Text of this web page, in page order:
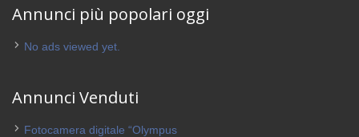
Annunci più popolari oggi
No ads viewed yet.
Annunci Venduti
Fotocamera digitale “Olympus